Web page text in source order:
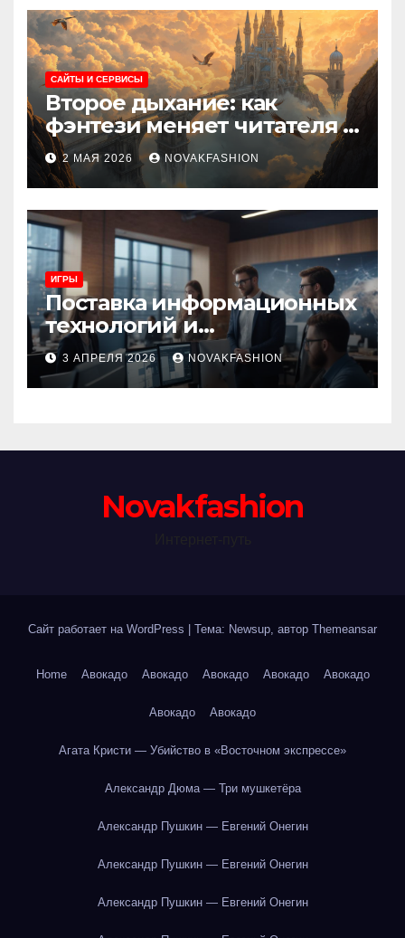
САЙТЫ И СЕРВИСЫ
Второе дыхание: как
фэнтези меняет читателя и
культуру
2 МАЯ 2026 NOVAKFASHION
ИГРЫ
Поставка информационных
технологий и
инновационные решения
3 АПРЕЛЯ 2026 NOVAKFASHION
Novakfashion
Сайт работает на WordPress Тема: Newsup, автор Themeansar
Home Авокадо Авокадо Авокадо Авокадо Авокадо
Авокадо Авокадо
Агата Кристи — Убийство в «Восточном экспрессе»
Александр Дюма — Три мушкетёра
Александр Пушкин — Евгений Онегин
Александр Пушкин — Евгений Онегин
Александр Пушкин — Евгений Онегин